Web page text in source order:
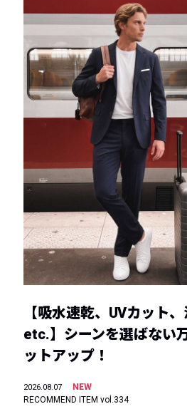
【吸水速乾、UVカット
etc.】シーンを選ばない
ットアップ！
2026.08.07
NEW
RECOMMEND ITEM vol.334